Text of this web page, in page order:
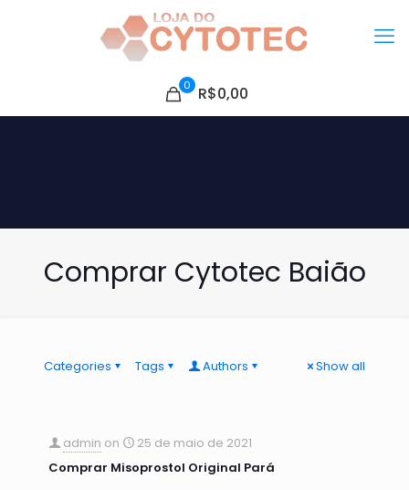
0 R$0,00
Comprar Cytotec Baião
Categories Tags Authors Show all
admin on
25 de maio de 2021
Comprar Misoprostol Original Pará